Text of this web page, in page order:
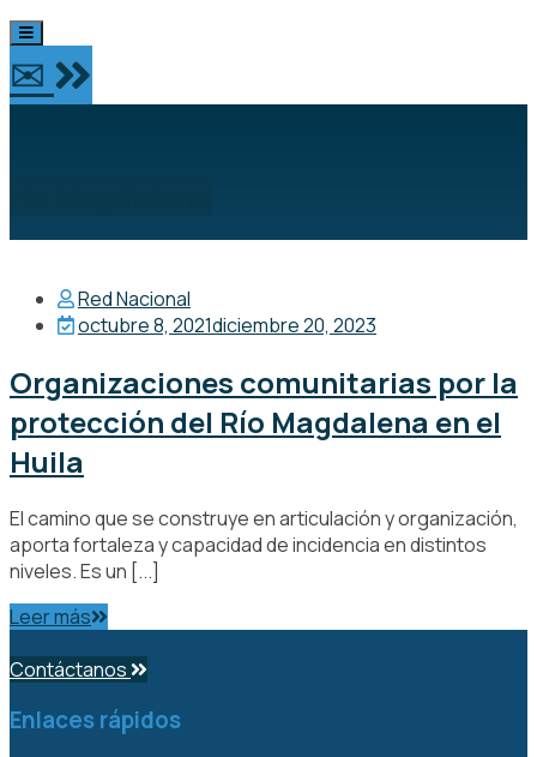
✉
Red Nacional
octubre 8, 2021diciembre 20, 2023
Organizaciones comunitarias por la
protección del Río Magdalena en el
Huila
El camino que se construye en articulación y organización,
aporta fortaleza y capacidad de incidencia en distintos
niveles. Es un [...]
Leer más
Contáctanos
Enlaces rápidos